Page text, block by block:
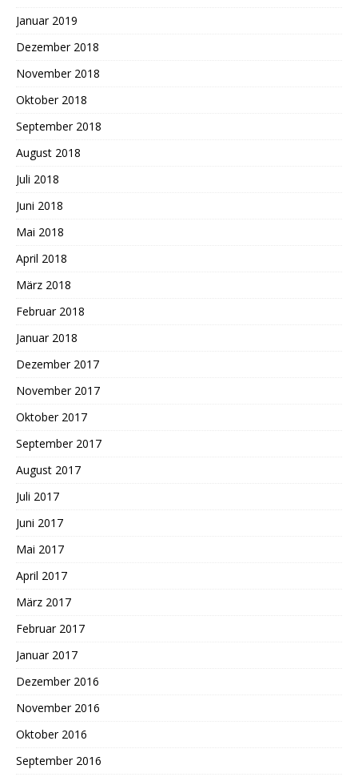
Januar 2019
Dezember 2018
November 2018
Oktober 2018
September 2018
August 2018
Juli 2018
Juni 2018
Mai 2018
April 2018
März 2018
Februar 2018
Januar 2018
Dezember 2017
November 2017
Oktober 2017
September 2017
August 2017
Juli 2017
Juni 2017
Mai 2017
April 2017
März 2017
Februar 2017
Januar 2017
Dezember 2016
November 2016
Oktober 2016
September 2016